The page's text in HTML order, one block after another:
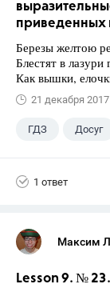
приведенных
Березы желтою
Блестят в лазури
Как вышки,
21 декабря 2017
ГДЗ Досуг
1 ответ
Максим
Lesson 9. №